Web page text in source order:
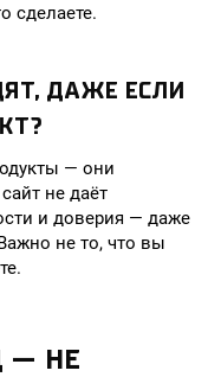
сделаете.
ДАЖЕ ЕСЛИ
— они
не даёт
и доверия — даже
не то, что вы
— НЕ